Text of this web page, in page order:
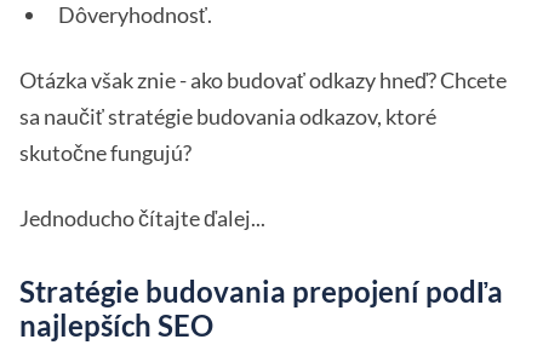
Dôveryhodnosť.
Otázka však znie - ako budovať odkazy hneď? Chcete
sa naučiť stratégie budovania odkazov, ktoré
skutočne fungujú?
Jednoducho čítajte ďalej...
Stratégie budovania prepojení podľa
najlepších SEO